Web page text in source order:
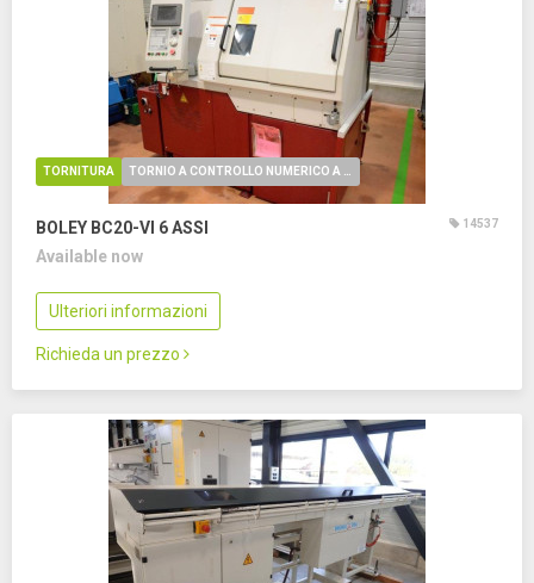
TORNITURA
BOLEY BC20-VI 6 ASSI 14537
Available now
Ulteriori informazioni
Richieda un prezzo